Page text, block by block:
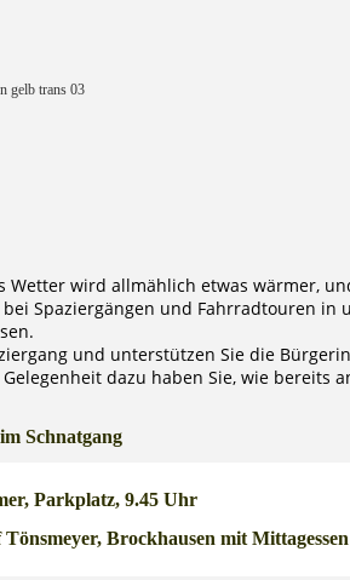
Wetter wird allmählich etwas wärmer,
Spaziergängen und Fahrradtouren in
und unterstützen Sie die
dazu haben Sie, wie bereits
Schnatgang
Parkplatz, 9.45 Uhr
Brockhausen mit Mittagessen